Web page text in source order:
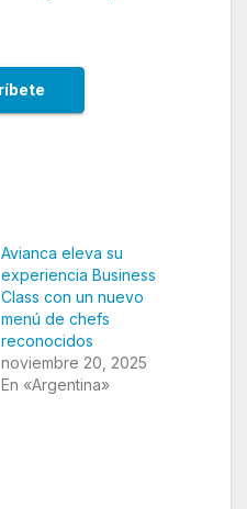
Avianca eleva su
experiencia Business
Class con un nuevo
menú de chefs
reconocidos
noviembre 20, 2025
En «Argentina»